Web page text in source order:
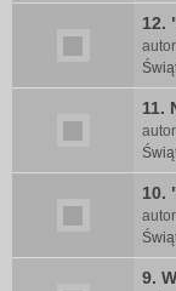
12.
11.
10.
9.